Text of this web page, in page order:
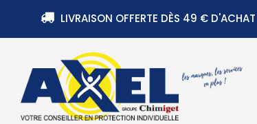
LIVRAISON OFFERTE DÈS 49 € D'ACHAT